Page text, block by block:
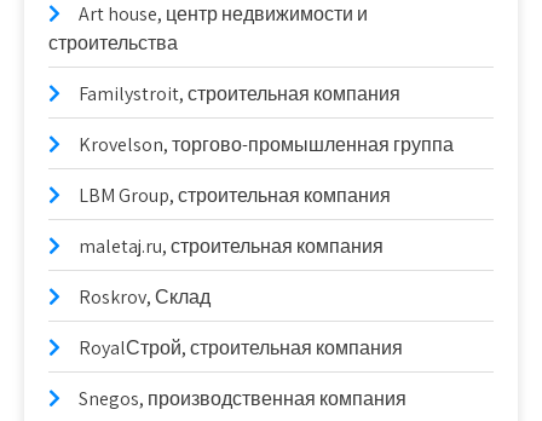
Art house, центр недвижимости и
строительства
Familystroit, строительная компания
Krovelson, торгово-промышленная группа
LBM Group, строительная компания
maletaj.ru, строительная компания
Roskrov, Склад
RoyalСтрой, строительная компания
Snegos, производственная компания